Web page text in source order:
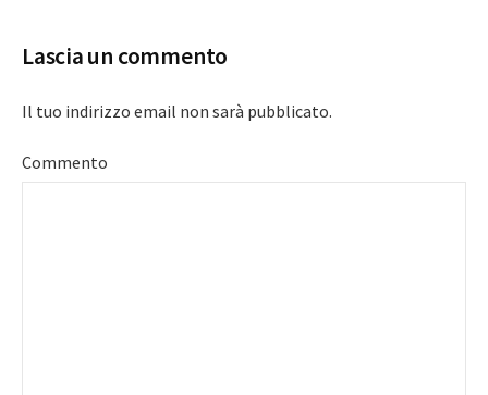
Lascia un commento
Il tuo indirizzo email non sarà pubblicato.
Commento